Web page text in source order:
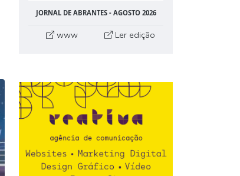
JORNAL DE ABRANTES - AGOSTO 2026
www Ler edição